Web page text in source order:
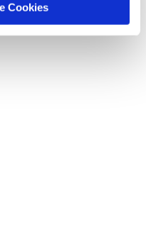
Cookies